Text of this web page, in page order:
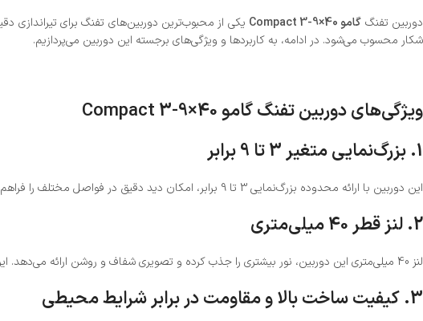
دوربین تفنگ گامو Compact 3-9×40
یکی از محبوب‌ترین دوربین‌های تفنگ برای تیراندازی
شکار محسوب می‌شود. در ادامه، به کاربردها و ویژگی‌های برجسته این دوربین می‌پردازیم.
ویژگی‌های دوربین تفنگ گامو Compact 3-9×40
1. بزرگ‌نمایی متغیر 3 تا 9 برابر
این دوربین با ارائه محدوده بزرگ‌نمایی 3 تا 9 برابر، امکان دید دقیق در فواصل مختلف را فراهم می‌کند. این قابلیت باعث می‌شود که بتوانید هم اهداف نزدیک و هم اهداف در فاصله‌های دورتر را با وضوح بالا مشاهده کنید.
2. لنز قطر 40 میلی‌متری
لنز 40 میلی‌متری این دوربین، نور بیشتری را جذب کرده و تصویری شفاف و روشن ارائه می‌دهد. این ویژگی در شرایط نوری ضعیف، مانند شکار در اوایل صبح یا هنگام غروب، بسیار کاربردی است.
3. کیفیت ساخت بالا و مقاومت در برابر شرایط محیطی